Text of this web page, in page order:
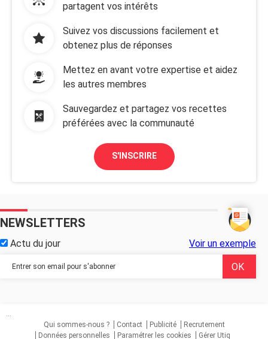
partagent vos intérêts
Suivez vos discussions facilement et
obtenez plus de réponses
Mettez en avant votre expertise et aidez
les autres membres
Sauvegardez et partagez vos recettes
préférées avec la communauté
S'INSCRIRE
NEWSLETTERS
Actu du jour Voir un exemple
...
Qui sommes-nous ?
Contact Publicité
Recrutement
Données personnelles
Paramétrer les cookies Gérer Utiq